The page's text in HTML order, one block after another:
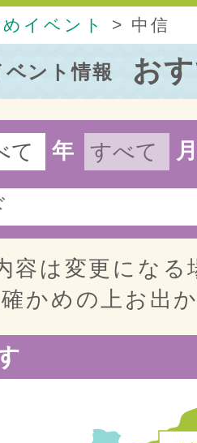
イベント > 中信
ント情報 お
年
容は変更になる
かめの上お出